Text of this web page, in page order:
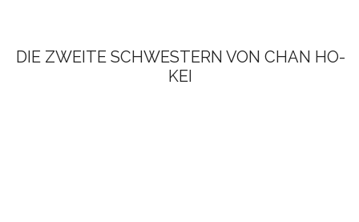
DIE ZWEITE SCHWESTERN VON CHAN HO-
KEI